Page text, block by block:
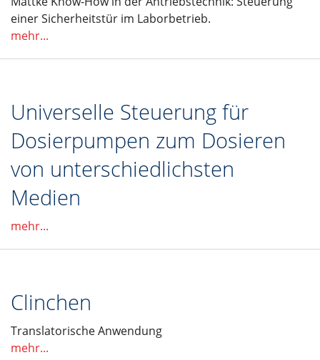
einer Sicherheitstür im Laborbetrieb.
mehr...
Universelle Steuerung für
Dosierpumpen zum Dosieren
von unterschiedlichsten
Medien
mehr...
Clinchen
Translatorische Anwendung
mehr...